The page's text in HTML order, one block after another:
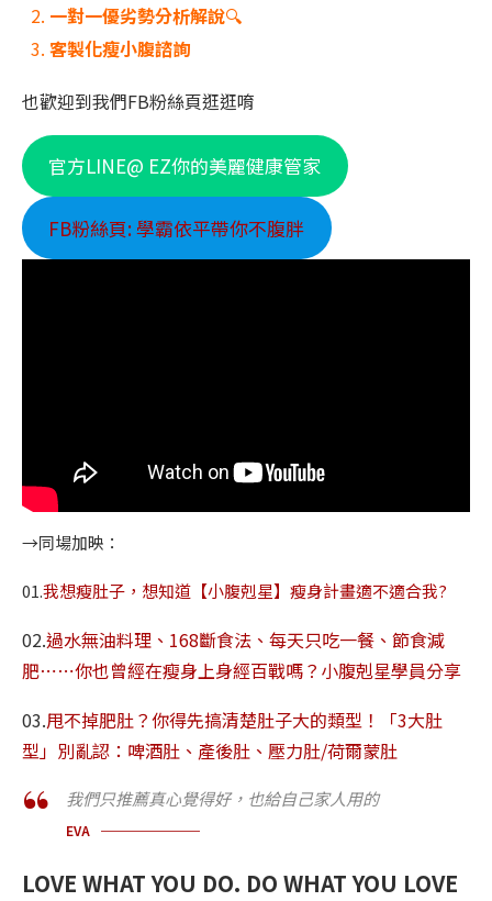
一對一優劣勢分析解說🔍
客製化瘦小腹諮詢
也歡迎到我們FB粉絲頁逛逛唷
官方LINE@ EZ你的美麗健康管家
FB粉絲頁: 學霸依平帶你不腹胖
→同場加映：
01.我想瘦肚子，想知道【小腹剋星】瘦身計畫適不適合我?
02.過水無油料理、168斷食法、每天只吃一餐、節食減
肥⋯⋯你也曾經在瘦身上身經百戰嗎？小腹剋星學員分享
03.甩不掉肥肚？你得先搞清楚肚子大的類型！「3大肚
型」別亂認：啤酒肚、產後肚、壓力肚/荷爾蒙肚
我們只推薦真心覺得好，也給自己家人用的
EVA
LOVE WHAT YOU DO. DO WHAT YOU LOVE